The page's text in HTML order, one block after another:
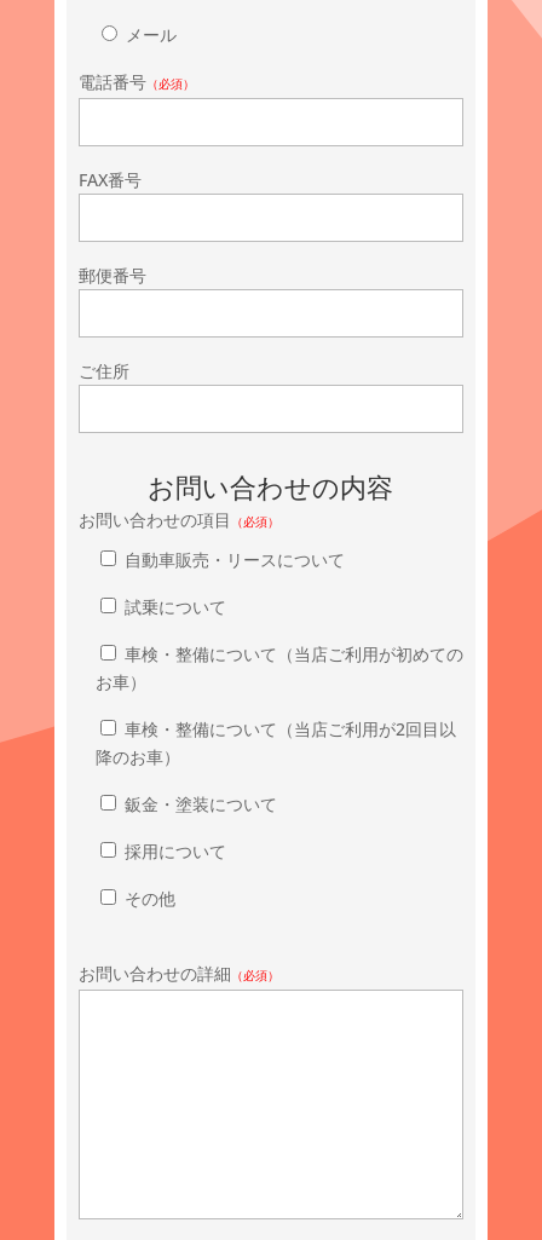
メール
電話番号（必須）
FAX番号
郵便番号
ご住所
お問い合わせの内容
お問い合わせの項目 （必須）
自動車販売・リースについて
試乗について
車検・整備について（当店ご利用が初めての
お車）
車検・整備について（当店ご利用が2回目以
降のお車）
鈑金・塗装について
採用について
その他
お問い合わせの詳細 （必須）